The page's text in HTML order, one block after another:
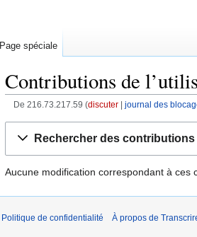
Contributions de
De 216.73.217.59 discuter journal des
navigation
recherche
Rechercher des contributions
Aucune modification correspondant à ces
Page spéciale
Politique de confidentialité À propos de